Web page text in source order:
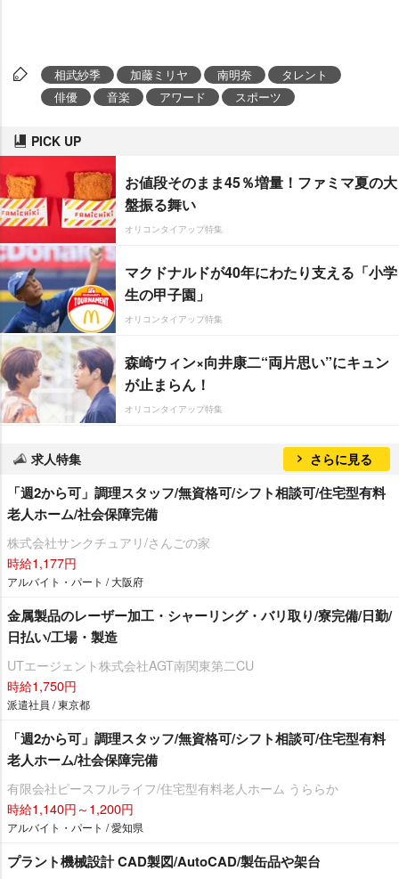
相武紗季 加藤ミリヤ 南明奈
タレント
俳優
音楽 アワード スポーツ
PICK UP
お値段そのまま45％増量！ファミマ夏の大
盤振る舞い
オリコンタイアップ特集
マクドナルドが40年にわたり支える「小学
生の甲子園」
オリコンタイアップ特集
森崎ウィン×向井康二“両片思い”にキュン
が止まらん！
オリコンタイアップ特集
求人特集 さらに見る
「週2から可」調理スタッフ/無資格可/シフト相談可/住宅型有料
老人ホーム/社会保障完備
株式会社サンクチュアリ/さんごの家
時給1,177円
アルバイト・パート / 大阪府
金属製品のレーザー加工・シャーリング・バリ取り/寮完備/日勤/
日払い/工場・製造
UTエージェント株式会社AGT南関東第二CU
時給1,750円
派遣社員 / 東京都
「週2から可」調理スタッフ/無資格可/シフト相談可/住宅型有料
老人ホーム/社会保障完備
有限会社ピースフルライフ/住宅型有料老人ホーム うららか
時給1,140円～1,200円
アルバイト・パート / 愛知県
プラント機械設計 CAD製図/AutoCAD/製缶品や架台